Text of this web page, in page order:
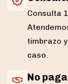
Consulta
timbrazo
caso.
No